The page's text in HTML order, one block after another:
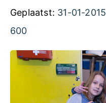
Geplaatst: 31-01-2015
600